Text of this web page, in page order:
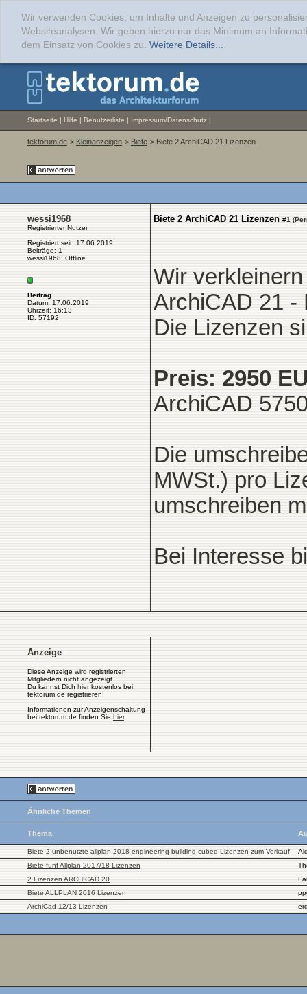
Wir verwenden Cookies, um Inhalte und Anzeigen zu
Websiteanalysen. Wir geben hierzu nur das Minimum an
dem Einsatz von Cookies zu. Weitere Details...
Startseite | Hilfe | Benutzerliste | Impressum/Datenschutz |
tektorum.de > Kleinanzeigen > Biete > Biete 2 ArchiCAD 21 Lizenzen
wessi1968
Registrierter Nutzer
Registriert seit: 17.06.2019
Beiträge: 1
wessi1968: Offline
Beitrag
Datum: 17.06.2019
Uhrzeit: 16:13
ID: 57192
Biete 2 ArchiCAD 21 Lizenzen #1 (
Wir
ArchiCAD 21 -
Die Lizenzen
Preis: 2950
ArchiCAD
Die
MWSt.) pro
umschreiben
Bei Interesse
Anzeige
Diese Anzeige wird registrierten
Mitgliedern nicht angezeigt.
Du kannst Dich hierkostenlos bei
tektorum.de registrieren!
Informationen zur Anzeigenschaltung
bei tektorum.de finden Sie hier.
Ähnliche Themen
Thema
Biete 2 unbenutzte allplan 2018 engineering building cubed Lizenzen zum Verkauf
Biete fünf Allplan 2017/18 Lizenzen
2 Lizenzen ARCHICAD 20
Biete ALLPLAN 2016 Lizenzen
ArchiCad 12/13 Lizenzen